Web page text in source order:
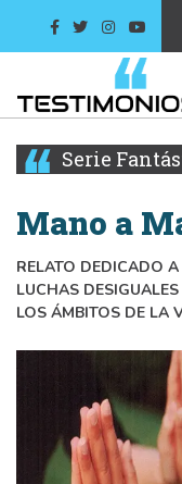
Serie
Mano a
RELATO DEDICADO
LUCHAS
LOS ÁMBITOS DE LA